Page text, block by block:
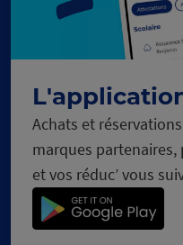
Achats et
marques
et vos réduc’ vous